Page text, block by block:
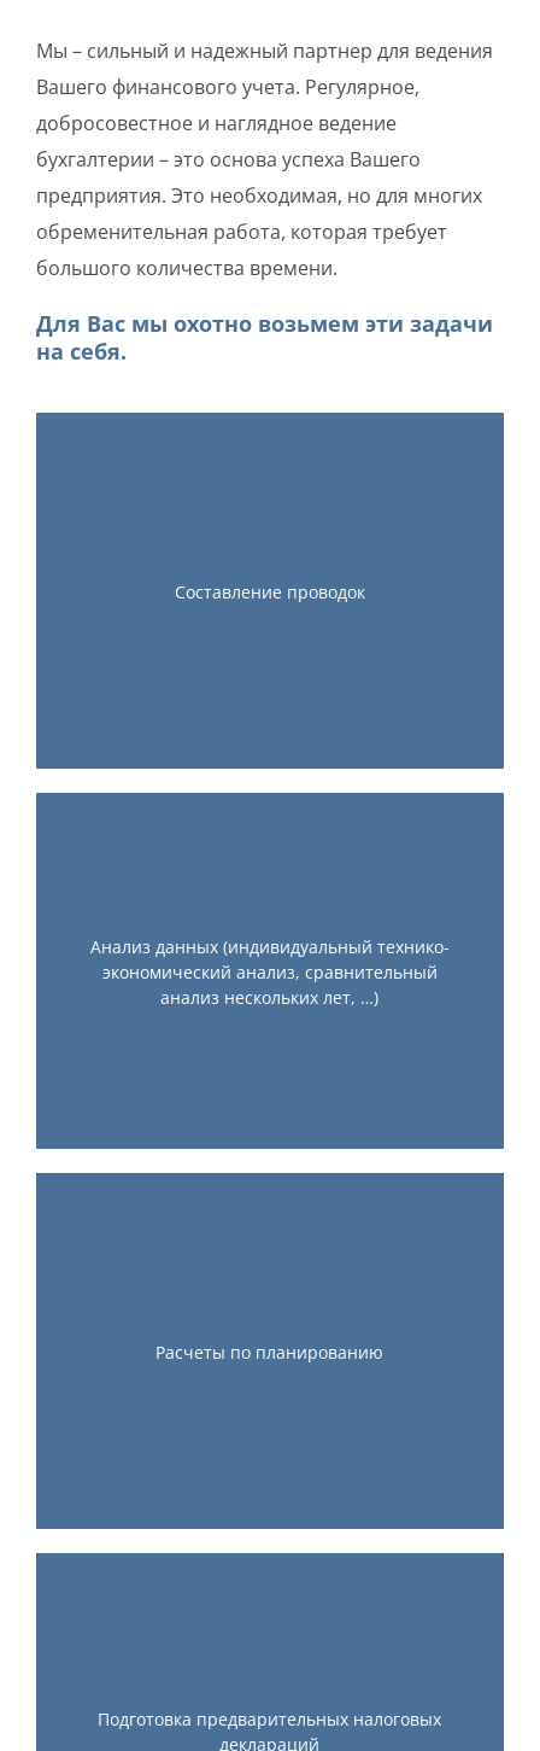
Мы – сильный и надежный партнер для ведения
Вашего финансового учета. Регулярное,
добросовестное и наглядное ведение
бухгалтерии – это основа успеха Вашего
предприятия. Это необходимая, но для многих
обременительная работа, которая требует
большого количества времени.
Для Вас мы охотно возьмем эти задачи
на себя.
Cоставление проводок
Анализ данных (индивидуальный технико-
экономический анализ, сравнительный
анализ нескольких лет, …)
Расчеты по планированию
Подготовка предварительных налоговых
деклараций